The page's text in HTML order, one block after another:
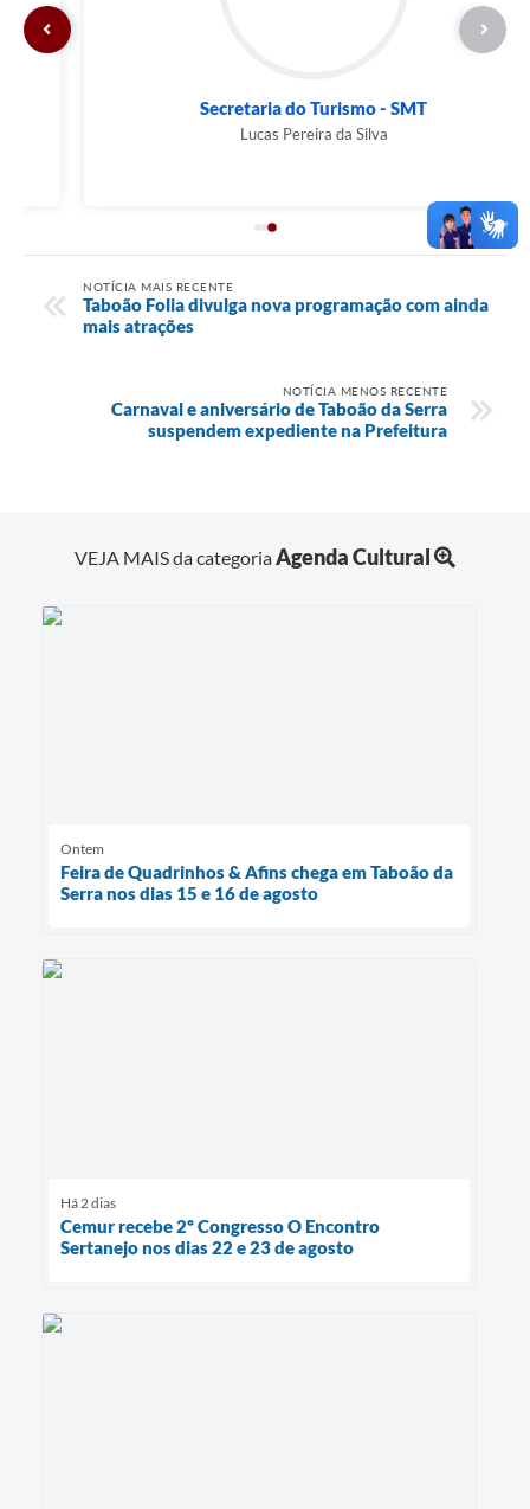
Secretaria do Turismo - SMT
Lucas Pereira da Silva
NOTÍCIA MAIS RECENTE
Taboão Folia divulga nova programação com ainda
mais atrações
NOTÍCIA MENOS RECENTE
Carnaval e aniversário de Taboão da Serra
suspendem expediente na Prefeitura
VEJA MAIS da categoriaAgenda Cultural
Ontem
Feira de Quadrinhos & Afins chega em Taboão da
Serra nos dias 15 e 16 de agosto
Há 2 dias
Cemur recebe 2º Congresso O Encontro
Sertanejo nos dias 22 e 23 de agosto